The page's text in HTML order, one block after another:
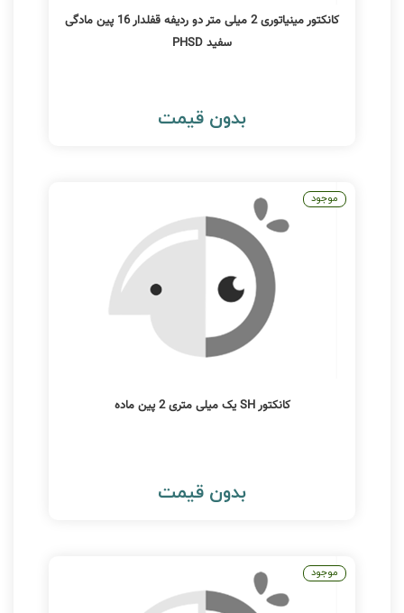
کانکتور مینیاتوری 2 میلی متر دو ردیفه قفلدار 16 پین مادگی
سفید PHSD
بدون قیمت
کانکتور SH یک میلی متری 2 پین ماده
بدون قیمت
موجود
موجود